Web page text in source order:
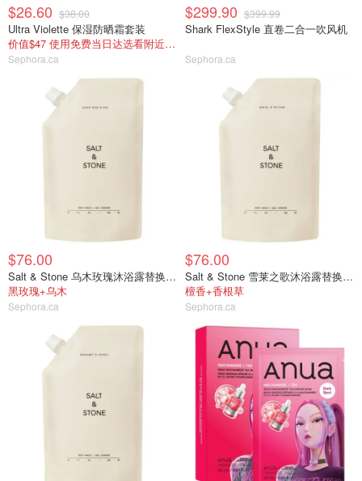
$26.60 $38.00
Ultra Violette 保湿防晒霜套装
价值$47 使用免费当日达选看附近库存
Sephora.ca
$299.90 $399.99
Shark FlexStyle 直卷二合一吹风机
Sephora.ca
$76.00
Salt & Stone 乌木玫瑰沐浴露替换装956ml
黑玫瑰+乌木
Sephora.ca
$76.00
Salt & Stone 雪莱之歌沐浴露替换装956ml
檀香+香根草
Sephora.ca